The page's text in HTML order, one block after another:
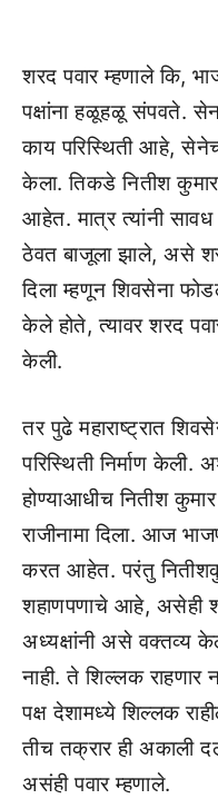
शरद पवार म्हणाले कि,
पक्षांना हळूहळू संपवते.
काय परिस्थिती आहे,
केला. तिकडे नितीश
आहेत. मात्र त्यांनी
ठेवत बाजूला झाले, असे
दिला म्हणून शिवसेना
केले होते, त्यावर शरद
केली.
तर पुढे महाराष्ट्रात
परिस्थिती निर्माण
होण्याआधीच नितीश
राजीनामा दिला. आज
करत आहेत. परंतु
शहाणपणाचे आहे, असेही
अध्यक्षांनी असे वक्तव्य
नाही. ते शिल्लक
पक्ष देशामध्ये शिल्लक
तीच तक्रार ही अकाली
असंही पवार म्हणाले.